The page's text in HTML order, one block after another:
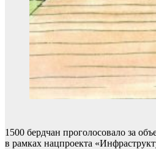
1500 бердчан проголосовало за
в рамках нацпроекта